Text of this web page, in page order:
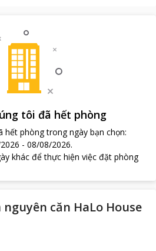
tôi đã hết phòng
hết phòng trong ngày bạn chọn:
- 08/08/2026.
khác để thực hiện việc đặt phòng
nguyên căn HaLo House